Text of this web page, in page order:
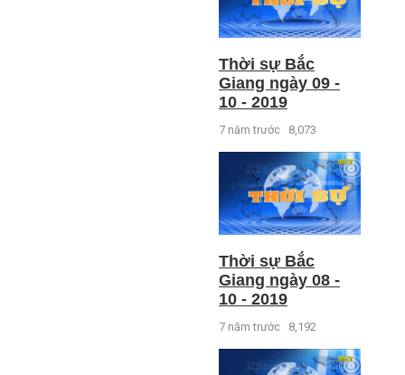
Thời sự Bắc
Giang ngày 09 -
10 - 2019
7 năm trước 8,073
Thời sự Bắc
Giang ngày 08 -
10 - 2019
7 năm trước 8,192